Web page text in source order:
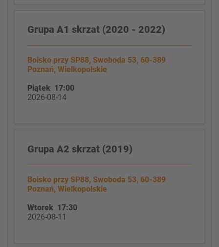
Grupa A1 skrzat (2020 - 2022)
Boisko przy SP88, Swoboda 53, 60-389
Poznań, Wielkopolskie
Piątek 17:00
2026-08-14
Grupa A2 skrzat (2019)
Boisko przy SP88, Swoboda 53, 60-389
Poznań, Wielkopolskie
Wtorek 17:30
2026-08-11